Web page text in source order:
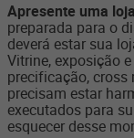
Apresente uma
preparada para o
deverá estar sua
Vitrine, exposição
precificação,
precisam estar
executados para
esquecer desse